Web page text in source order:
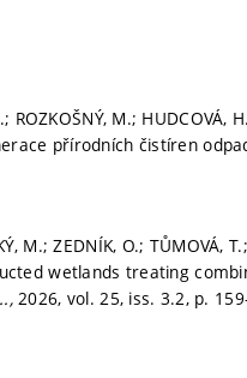
ROZKOŠNÝ, M.; HUDCOVÁ,
přírodních čistíren
M.; ZEDNÍK, O.;
wetlands treating
2026, vol. 25, iss. 3.2, p.